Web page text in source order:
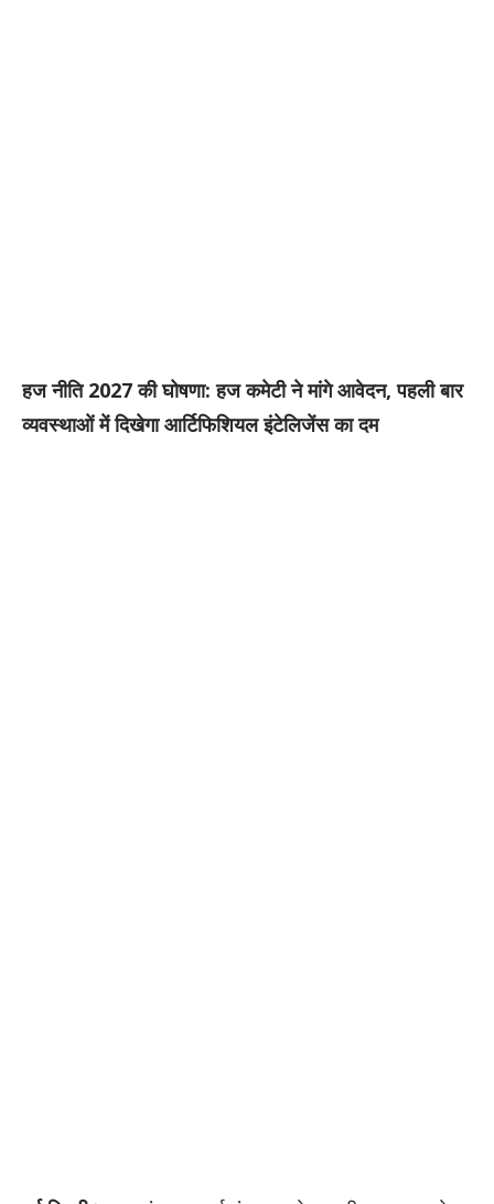
हज नीति 2027 की घोषणा: हज कमेटी ने मांगे आवेदन, पहली बार
व्यवस्थाओं में दिखेगा आर्टिफिशियल इंटेलिजेंस का दम